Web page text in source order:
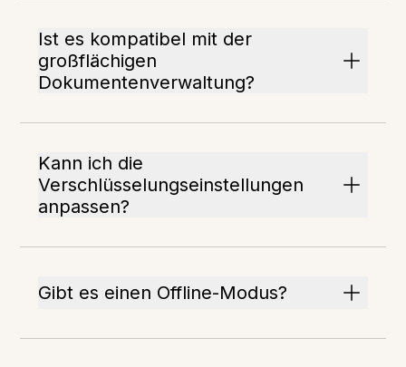
Ist es kompatibel mit der
großflächigen
Dokumentenverwaltung?
Kann ich die
Verschlüsselungseinstellungen
anpassen?
Gibt es einen Offline-Modus?